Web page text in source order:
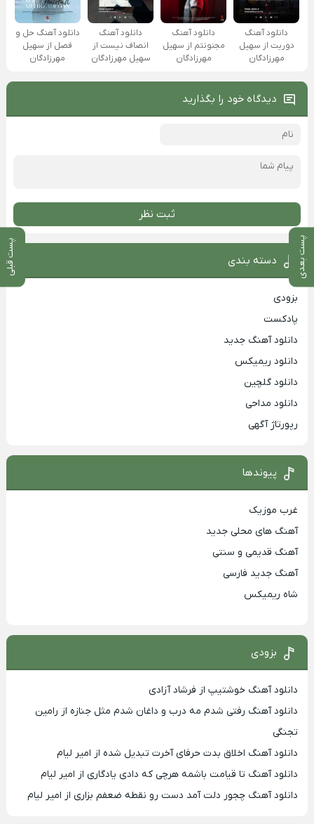
پست بعدی پست قبلی
دانلود آهنگ
دوریت از سهیل
مهرزادگان
دانلود آهنگ
مجنونتم از سهیل
مهرزادگان
دانلود آهنگ
انصاف نیست از
سهیل مهرزادگان
دانلود آهنگ حل و
فصل از سهیل
مهرزادگان
دیدگاه خود را بگذارید
ثبت نظر
دسته بندی
بزودی
پادکست
دانلود آهنگ جدید
دانلود ریمیکس
دانلود گلچین
دانلود مداحی
رپورتاژ آگهی
پیوندها
غرب موزیک
آهنگ های محلی جدید
آهنگ قدیمی و سنتی
آهنگ جدید فارسی
شاه ریمیکس
بزودی
دانلود آهنگ خوشتیپ از فرشاد آزادی
دانلود آهنگ رفتی شدم مه درب و داغان شدم مثل جنازه از رامین
تجنگی
دانلود آهنگ اخلاق بدت حرفای آخرت تبدیل شده از امیر لیام
دانلود آهنگ تا قیامت باشمه هرچی که دادی یادگاری از امیر لیام
دانلود آهنگ چجور دلت آمد دست رو نقطه ضعفم بزاری از امیر لیام